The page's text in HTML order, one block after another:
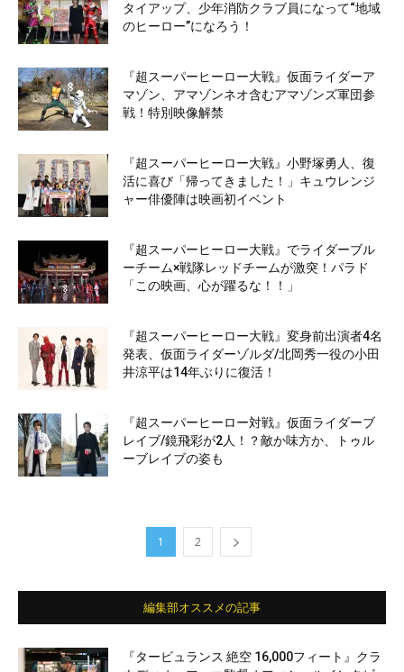
タイアップ、少年消防クラブ員になって“地域
のヒーロー”になろう！
『超スーパーヒーロー大戦』仮面ライダーア
マゾン、アマゾンネオ含むアマゾンズ軍団参
戦！特別映像解禁
『超スーパーヒーロー大戦』小野塚勇人、復
活に喜び「帰ってきました！」キュウレンジ
ャー俳優陣は映画初イベント
『超スーパーヒーロー大戦』でライダーブル
ーチーム×戦隊レッドチームが激突！パラド
「この映画、心が躍るな！！」
『超スーパーヒーロー大戦』変身前出演者4名
発表、仮面ライダーゾルダ/北岡秀一役の小田
井涼平は14年ぶりに復活！
『超スーパーヒーロー対戦』仮面ライダーブ
レイブ/鏡飛彩が2人！？敵か味方か、トゥル
ーブレイブの姿も
1 2
編集部オススメの記事
『タービュランス 絶空 16,000フィート』クラ